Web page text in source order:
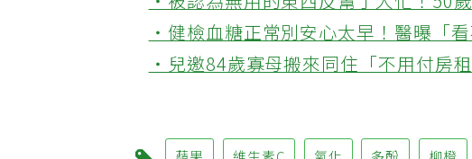
‧被認為無用的東西反幫了大忙！50
‧健檢血糖正常別安心太早！醫曝「
‧兒邀84歲寡母搬來同住「不用付房